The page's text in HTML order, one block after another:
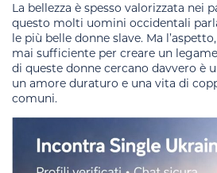
La bellezza è spesso valorizzata nei
questo molti uomini occidentali
le più belle donne slave. Ma
mai sufficiente per creare un
di queste donne cercano davvero è
un amore duraturo e una vita di
comuni.